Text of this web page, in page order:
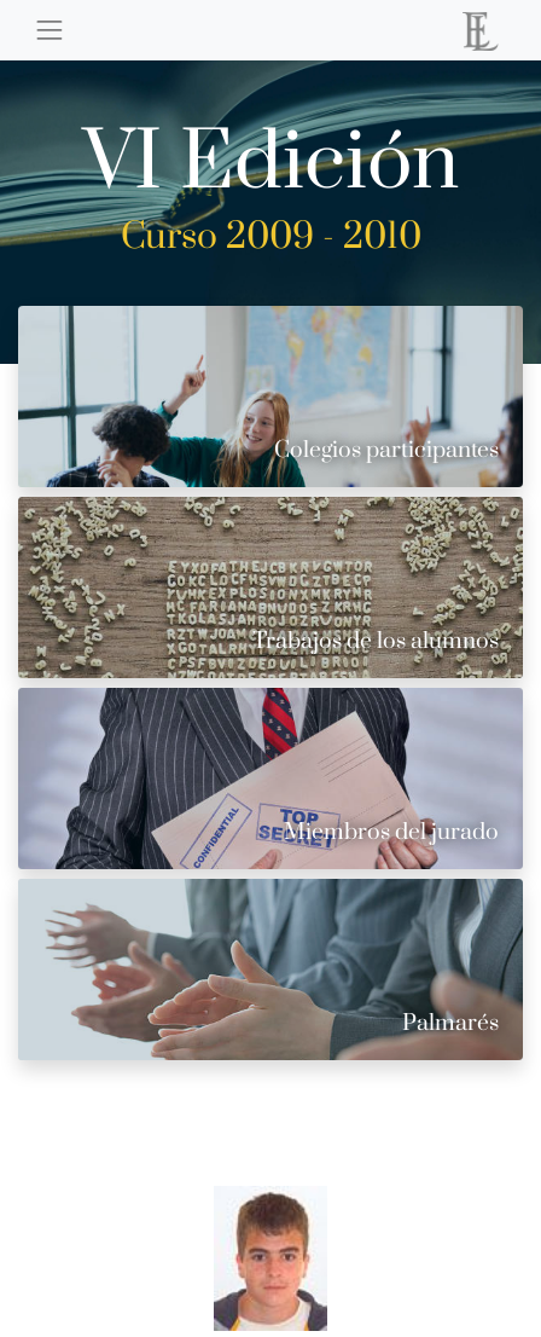
VI Edición
Curso 2009 - 2010
Colegios participantes
Trabajos de los alumnos
Miembros del jurado
Palmarés